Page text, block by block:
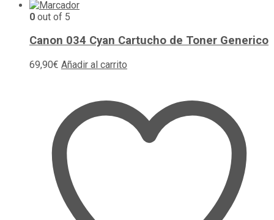
0 out of 5
Canon 034 Cyan Cartucho de Toner Generico
69,90€ Añadir al carrito